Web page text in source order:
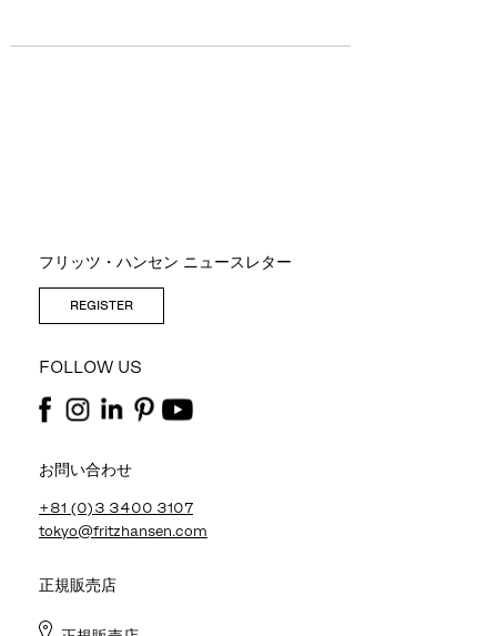
フリッツ・ハンセン ニュースレター
REGISTER
FOLLOW US
お問い合わせ
+81 (0)3 3400 3107
tokyo@fritzhansen.com
正規販売店